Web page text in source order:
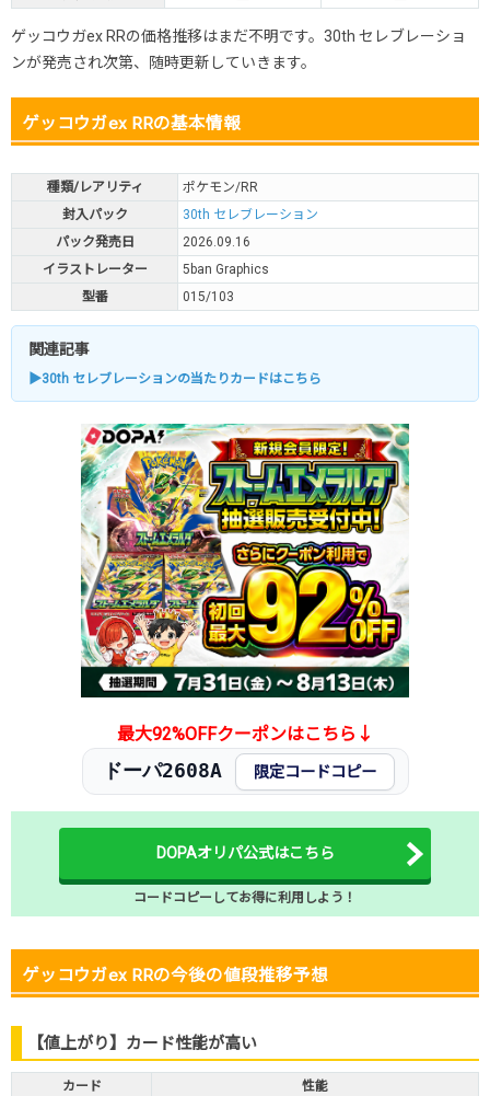
ゲッコウガex RRの価格推移はまだ不明です。30th セレブレーショ
ンが発売され次第、随時更新していきます。
ゲッコウガex RRの基本情報
種類/レアリティ
ポケモン/RR
封入パック
30th セレブレーション
パック発売日
2026.09.16
イラストレーター
5ban Graphics
型番
015/103
関連記事
▶30th セレブレーションの当たりカードはこちら
最大92%OFFクーポンはこちら↓
ドーパ2608A 限定コードコピー
DOPAオリパ公式はこちら
コードコピーしてお得に利用しよう！
ゲッコウガex RRの今後の値段推移予想
【値上がり】カード性能が高い
カード 性能